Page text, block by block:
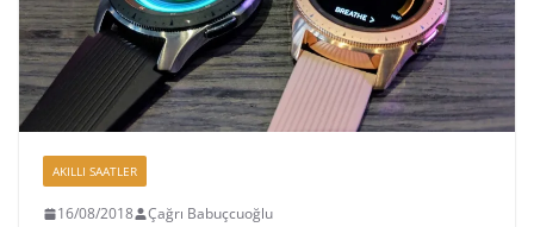
AKILLI SAATLER
16/08/2018 Çağrı Babuçcuoğlu